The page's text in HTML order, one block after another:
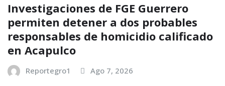
Investigaciones de FGE Guerrero
permiten detener a dos probables
responsables de homicidio calificado
en Acapulco
Reportegro1 Ago 7, 2026